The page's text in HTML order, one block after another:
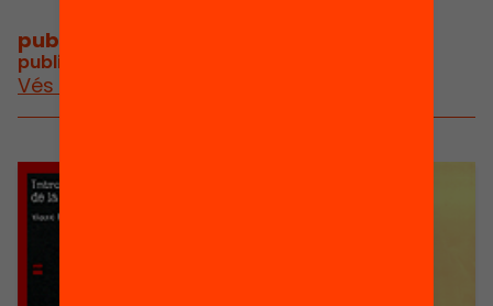
publicacions i vídeos
publicacions i vídeos relacionats
Vés a publicacions i vídeos